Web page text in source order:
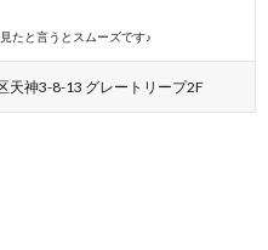
たと言うとスムーズです♪
天神3-8-13 グレートリープ2F